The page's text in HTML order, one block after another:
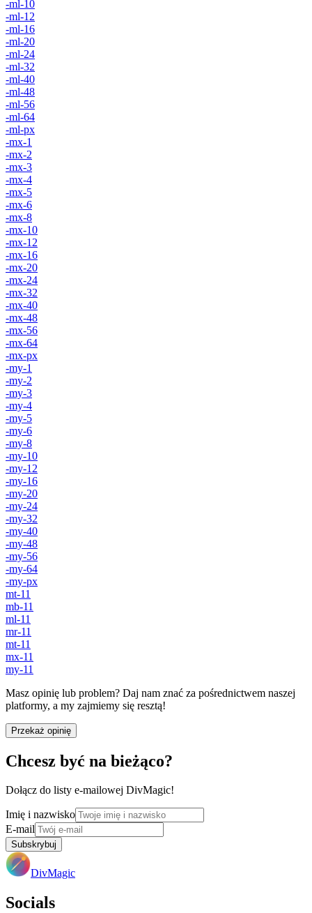
-ml-10
-ml-12
-ml-16
-ml-20
-ml-24
-ml-32
-ml-40
-ml-48
-ml-56
-ml-64
-ml-px
-mx-1
-mx-2
-mx-3
-mx-4
-mx-5
-mx-6
-mx-8
-mx-10
-mx-12
-mx-16
-mx-20
-mx-24
-mx-32
-mx-40
-mx-48
-mx-56
-mx-64
-mx-px
-my-1
-my-2
-my-3
-my-4
-my-5
-my-6
-my-8
-my-10
-my-12
-my-16
-my-20
-my-24
-my-32
-my-40
-my-48
-my-56
-my-64
-my-px
mt-11
mb-11
ml-11
mr-11
mt-11
mx-11
my-11
Masz opinię lub problem? Daj nam znać za pośrednictwem naszej
platformy, a my zajmiemy się resztą!
Przekaż opinię
Chcesz być na bieżąco?
Dołącz do listy e-mailowej DivMagic!
Imię i nazwisko
E-mail
Subskrybuj
DivMagic
Socials